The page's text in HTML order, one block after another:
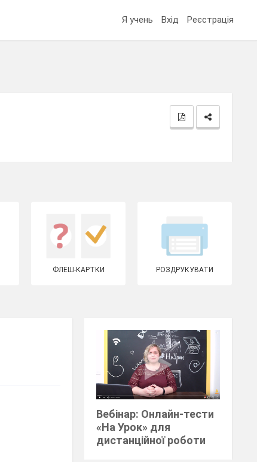
Я учень Вхід Реєстрація
ФЛЕШ-КАРТКИ РОЗДРУКУВАТИ
Вебінар: Онлайн-тести
«На Урок» для
дистанційної роботи